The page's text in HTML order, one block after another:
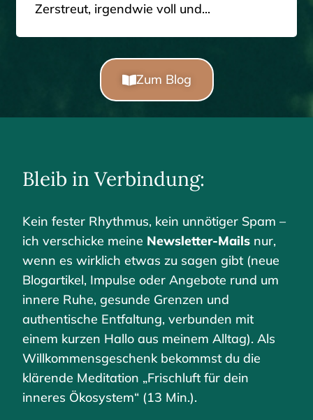
Zerstreut, irgendwie voll und...
Zum Blog
Bleib in Verbindung:
Kein fester Rhythmus, kein unnötiger Spam –
ich verschicke meine Newsletter-Mails nur,
wenn es wirklich etwas zu sagen gibt (neue
Blogartikel, Impulse oder Angebote rund um
innere Ruhe, gesunde Grenzen und
authentische Entfaltung, verbunden mit
einem kurzen Hallo aus meinem Alltag). Als
Willkommensgeschenk bekommst du die
klärende Meditation „Frischluft für dein
inneres Ökosystem“ (13 Min.).